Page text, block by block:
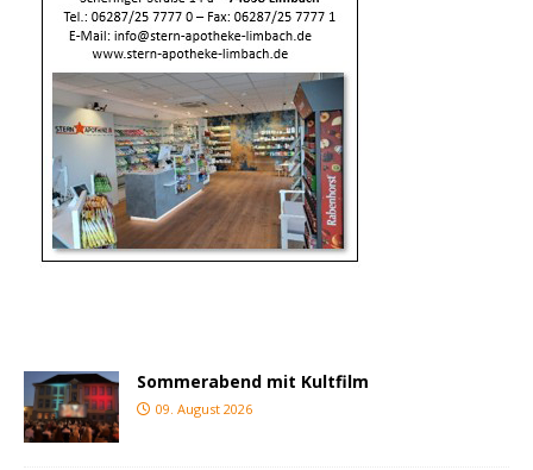
Sommerabend mit Kultfilm
09. August 2026